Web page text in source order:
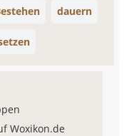
dauern
Woxikon.de